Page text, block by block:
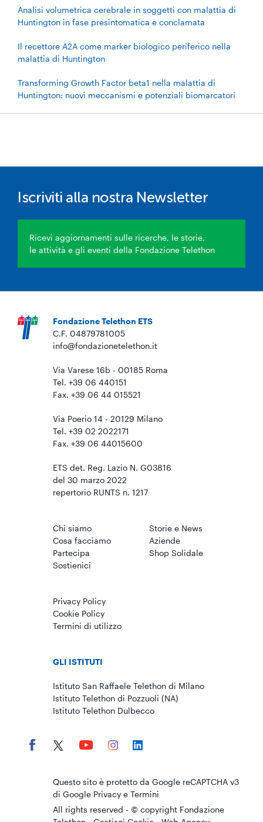
Analisi volumetrica cerebrale in soggetti con malattia di
Huntington in fase presintomatica e conclamata
Il recettore A2A come marker biologico periferico nella
malattia di Huntington
Transforming Growth Factor beta1 nella malattia di
Huntington: nuovi meccanismi e potenziali biomarcatori
Iscriviti alla nostra Newsletter
Ricevi aggiornamenti sulle ricerche, le storie,
le attività e gli eventi della Fondazione Telethon
Fondazione Telethon ETS
C.F. 04879781005
info@fondazionetelethon.it
Via Varese 16b - 00185 Roma
Tel. +39 06 440151
Fax. +39 06 44 015521
Via Poerio 14 - 20129 Milano
Tel. +39 02 2022171
Fax. +39 06 44015600
ETS det. Reg. Lazio N. G03816
del 30 marzo 2022
repertorio RUNTS n. 1217
Chi siamo
Cosa facciamo
Partecipa
Sostienici
Storie e News
Aziende
Shop Solidale
Privacy Policy
Cookie Policy
Termini di utilizzo
GLI ISTITUTI
Istituto San Raffaele Telethon di Milano
Istituto Telethon di Pozzuoli (NA)
Istituto Telethon Dulbecco
Questo sito è protetto da Google reCAPTCHA v3
di Google Privacy e Termini
All rights reserved - © copyright Fondazione